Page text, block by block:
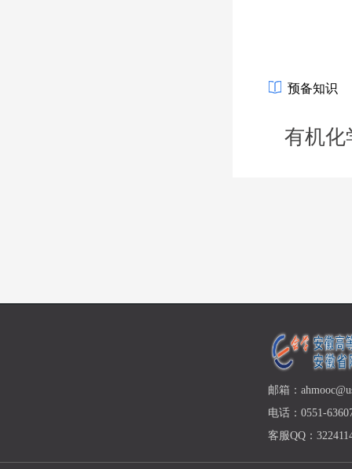
预备知识
有机化
邮箱：
电话：0551-
客服QQ：